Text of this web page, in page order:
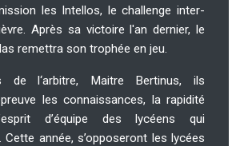
les Intellos, le challenge inter-
Après sa victoire l'an dernier, le
remettra son trophée en jeu.
de l‘arbitre, Maitre Bertinus, ils
les connaissances, la rapidité
d’équipe des lycéens qui
Cette année, s’opposeront les lycées